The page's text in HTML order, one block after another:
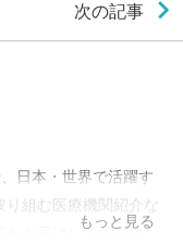
次の記事
日本・世界で活躍す
り組む医療機関紹介な
お届けしています。
もっと見る